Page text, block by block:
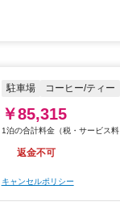
キャンセルポリシー
朝食 無料WiFi
￥89,929
駐車場 コーヒー/ティー
￥85,315
税・サービス
返金不可
キャンセルポリシー